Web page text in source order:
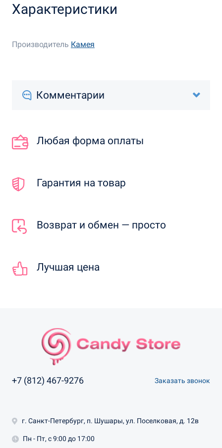
Характеристики
Производитель Камея
Комментарии
Любая форма оплаты
Гарантия на товар
Возврат и обмен — просто
Лучшая цена
+7 (812) 467-9276 Заказать звонок
г. Санкт-Петербург, п. Шушары, ул. Поселковая, д. 12в
Пн - Пт, с 9:00 до 17:00